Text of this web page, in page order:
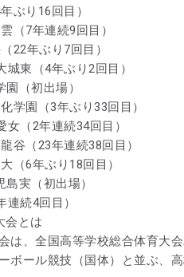
ぶり16回目）
（7年連続9回目）
22年ぶり7回目）
東（4年ぶり2回目）
（初出場）
学園（3年ぶり33回目）
（2年連続34回目）
谷（23年連続38回目）
（6年ぶり18回目）
実（初出場）
続4回目）
会とは
は、全国高等学校総合体育大
ボール競技（国体）と並ぶ、